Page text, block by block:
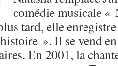
comédie musicale «
tard, elle
». Il se vend
En 2001, la